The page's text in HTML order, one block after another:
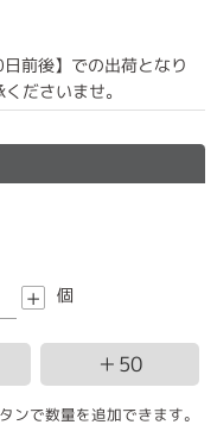
前後】での出荷となり
ださいませ。
+ 個
＋50
ンで数量を追加できます。